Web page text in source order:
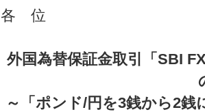
各 位
外国為替保証金取引「SBI
～「ポンド/円を3銭から2